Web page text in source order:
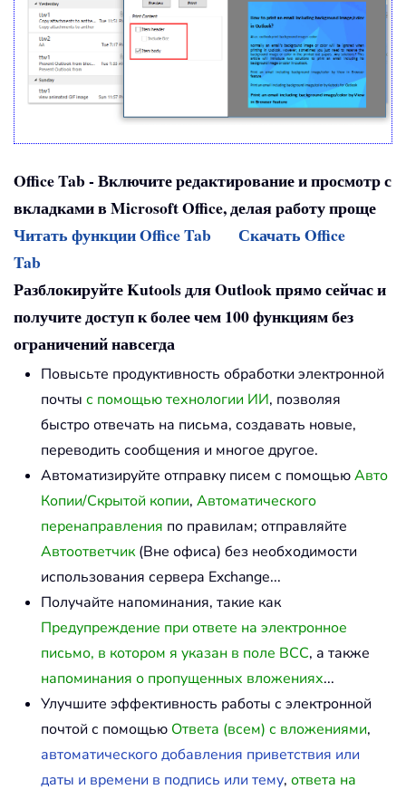
Office Tab - Включите редактирование и просмотр с
вкладками в Microsoft Office, делая работу проще
Читать функции Office Tab
Скачать Office
Tab
Разблокируйте Kutools для Outlook прямо сейчас и
получите доступ к более чем 100 функциям без
ограничений навсегда
Повысьте продуктивность обработки электронной
почты с помощью технологии ИИ, позволяя
быстро отвечать на письма, создавать новые,
переводить сообщения и многое другое.
Автоматизируйте отправку писем с помощьюАвто
Копии/Скрытой копии, Автоматического
перенаправления по правилам; отправляйте
Автоответчик(Вне офиса) без необходимости
использования сервера Exchange...
Получайте напоминания, такие как
Предупреждение при ответе на электронное
письмо, в котором я указан в поле BCC, а также
напоминания о пропущенных вложениях...
Улучшите эффективность работы с электронной
почтой с помощью Ответа (всем) с вложениями,
автоматического добавления приветствия или
даты и времени в подпись или тему, ответа на